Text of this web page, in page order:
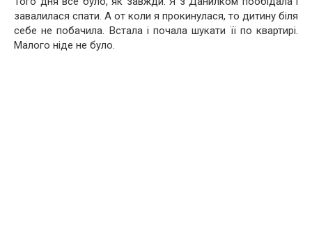
завалилася спати. А от коли я прокинулася, то дитину біля
себе не побачила. Встала і почала шукати її по квартирі.
Малого ніде не було.